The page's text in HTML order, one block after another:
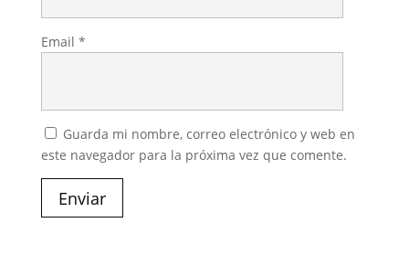
Email *
Guarda mi nombre, correo electrónico y web en
este navegador para la próxima vez que comente.
Enviar